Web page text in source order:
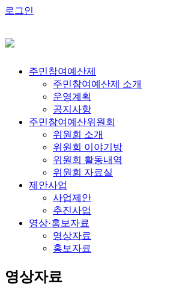
로그인
주민참여예산제
주민참여예산제 소개
운영계획
공지사항
주민참여예산위원회
위원회 소개
위원회 이야기방
위원회 활동내역
위원회 자료실
제안사업
사업제안
추진사업
영상·홍보자료
영상자료
홍보자료
영상자료